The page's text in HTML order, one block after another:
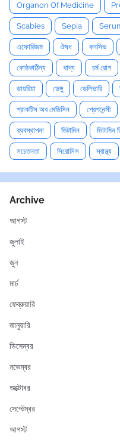
Organon Of Medicine
Scabies Sepia
এফোরিজম ঔষধ কনসিভ
কোষ্ঠকাঠিন্য খাদ্য চর্ম রোগ
ডায়রিয়া ডেঙ্গু ডেলিভারি
প্রাকটিস অব মেডিসিন প্রেগনেন্সী
ব্যবস্থাপনা ভিটামিন ভিটামিন
সচেতনতা সিরোসিস স্বাস্থ্য
Archive
আগস্ট
জুলাই
জুন
মার্চ
ফেব্রুয়ারি
জানুয়ারি
ডিসেম্বর
নভেম্বর
অক্টোবর
সেপ্টেম্বর
আগস্ট